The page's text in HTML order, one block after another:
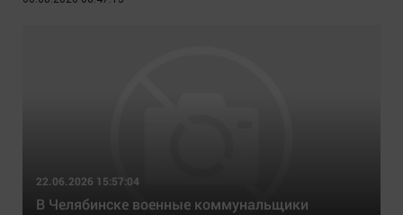
22.06.2026 15:57:04
В Челябинске военные коммунальщики